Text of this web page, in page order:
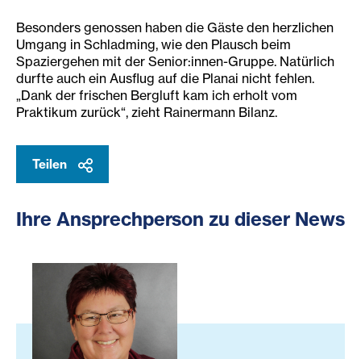
Besonders genossen haben die Gäste den herzlichen
Umgang in Schladming, wie den Plausch beim
Spaziergehen mit der Senior:innen-Gruppe. Natürlich
durfte auch ein Ausflug auf die Planai nicht fehlen.
„Dank der frischen Bergluft kam ich erholt vom
Praktikum zurück“, zieht Rainermann Bilanz.
Teilen
Ihre Ansprechperson zu dieser News